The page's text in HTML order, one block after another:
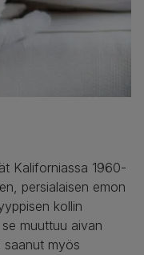
Kaliforniassa 1960-
persialaisen emon
kollin
muuttuu aivan
saanut myös